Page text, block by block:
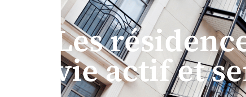
Les
vie actif et